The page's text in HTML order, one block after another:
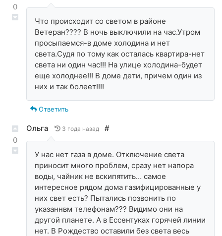
0
Что происходит со светом в районе
Ветеран???? В ночь выключили на час.Утром
просыпаемся-в доме холодина и нет
света.Судя по тому как осталась квартира-нет
света ни один час!!! На улице холодина-будет
еще холоднее!!! В доме дети, причем один из
них и так болеет!!!!
Ответить
0
Ольга 3 года назад #
У нас нет газа в доме. Отключение света
приносит много проблем, сразу нет напора
воды, чайник не вскипятить… самое
интересное рядом дома газифицированные у
них свет есть? Пытались позвонить по
указаннвм телефонам??? Видимо они на
другой планете. А в Ессентуках горячей линии
нет. В Рождество оставили без света весь